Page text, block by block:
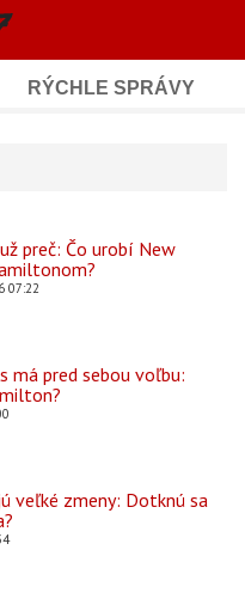
RÝCHLE SPRÁVY
preč: Čo urobí New
07:22
má pred sebou voľbu:
veľké zmeny: Dotknú sa